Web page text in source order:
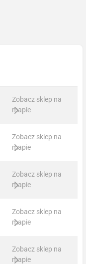
Zobacz sklep na
mapie
Zobacz sklep na
mapie
Zobacz sklep na
mapie
Zobacz sklep na
mapie
Zobacz sklep na
mapie